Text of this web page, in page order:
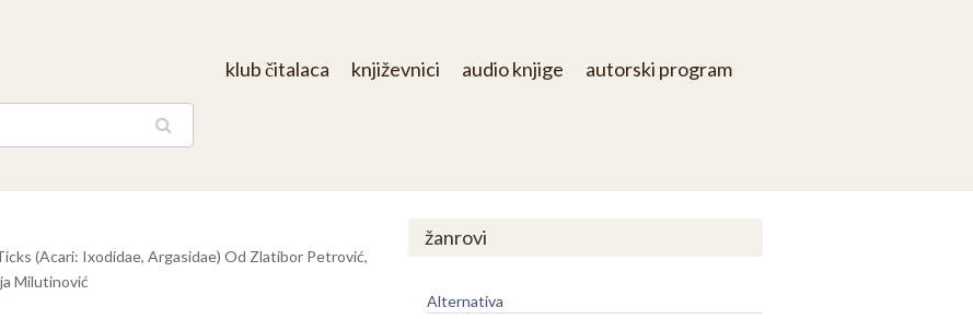
klub čitalaca književnici audio knjige autorski program
(Acari: Ixodidae, Argasidae) Od Zlatibor Petrović,
Milutinović
žanrovi
Alternativa